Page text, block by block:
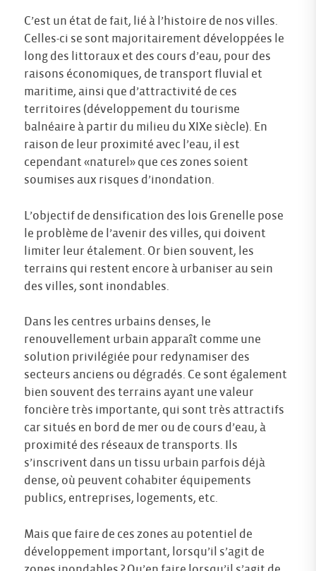
C’est un état de fait, lié à l’histoire de nos villes.
Celles-ci se sont majoritairement développées le
long des littoraux et des cours d’eau, pour des
raisons économiques, de transport fluvial et
maritime, ainsi que d’attractivité de ces
territoires (développement du tourisme
balnéaire à partir du milieu du XIXe siècle). En
raison de leur proximité avec l’eau, il est
cependant «naturel» que ces zones soient
soumises aux risques d’inondation.
L’objectif de densification des lois Grenelle pose
le problème de l’avenir des villes, qui doivent
limiter leur étalement. Or bien souvent, les
terrains qui restent encore à urbaniser au sein
des villes, sont inondables.
Dans les centres urbains denses, le
renouvellement urbain apparaît comme une
solution privilégiée pour redynamiser des
secteurs anciens ou dégradés. Ce sont également
bien souvent des terrains ayant une valeur
foncière très importante, qui sont très attractifs
car situés en bord de mer ou de cours d’eau, à
proximité des réseaux de transports. Ils
s’inscrivent dans un tissu urbain parfois déjà
dense, où peuvent cohabiter équipements
publics, entreprises, logements, etc.
Mais que faire de ces zones au potentiel de
développement important, lorsqu’il s’agit de